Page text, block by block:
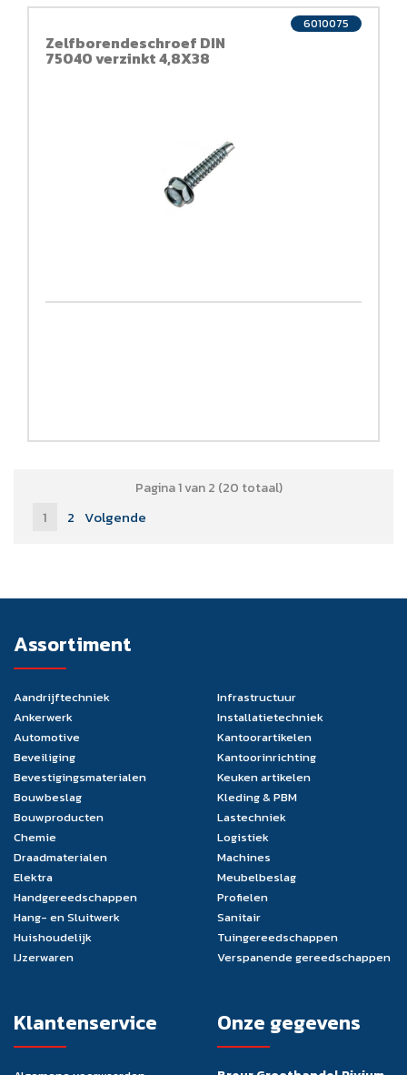
Zelfborendeschroef DIN
7504O verzinkt 4,8X38
6010075
Pagina 1 van 2 (20 totaal)
1 2 Volgende
Assortiment
Aandrijftechniek
Ankerwerk
Automotive
Beveiliging
Bevestigingsmaterialen
Bouwbeslag
Bouwproducten
Chemie
Draadmaterialen
Elektra
Handgereedschappen
Hang- en Sluitwerk
Huishoudelijk
IJzerwaren
Infrastructuur
Installatietechniek
Kantoorartikelen
Kantoorinrichting
Keuken artikelen
Kleding & PBM
Lastechniek
Logistiek
Machines
Meubelbeslag
Profielen
Sanitair
Tuingereedschappen
Verspanende gereedschappen
Klantenservice Onze gegevens